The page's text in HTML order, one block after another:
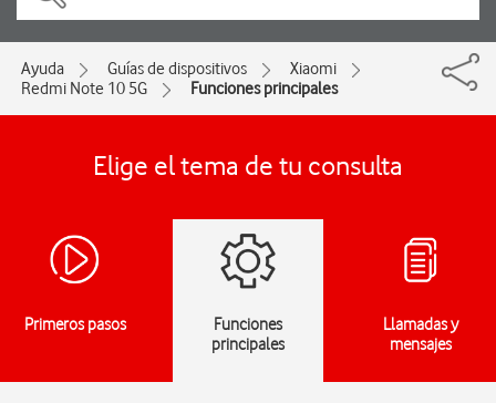
Ayuda Guías de dispositivos
Xiaomi
Redmi Note 10 5G
Funciones principales
Elige el tema de tu consulta
Primeros pasos
Funciones
principales
Llamadas y
mensajes